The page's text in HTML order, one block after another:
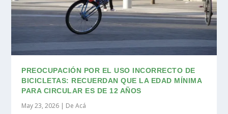
PREOCUPACIÓN POR EL USO INCORRECTO DE
BICICLETAS: RECUERDAN QUE LA EDAD MÍNIMA
PARA CIRCULAR ES DE 12 AÑOS
May 23, 2026 | De Acá